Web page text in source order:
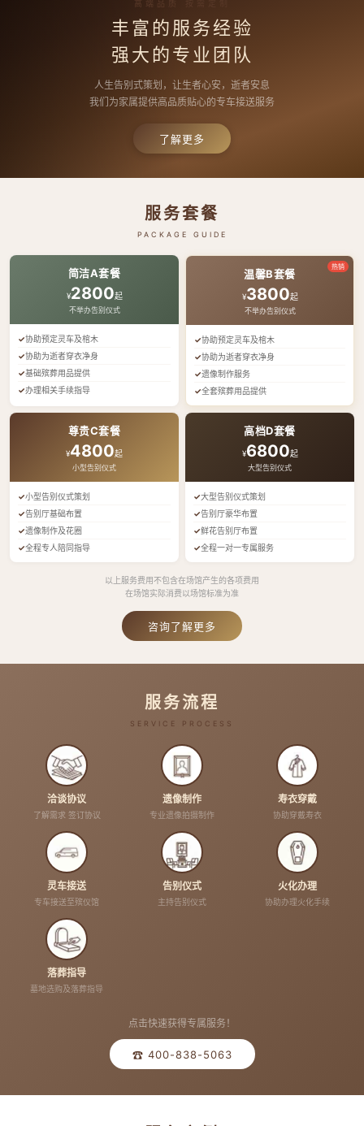
高端品质 按需定制
丰富的服务经验
强大的专业团队
人生告别式策划，让生者心安，逝者安息
我们为家属提供高品质贴心的专车接送服务
了解更多
服务套餐
PACKAGE GUIDE
简洁A套餐
¥2800起
不举办告别仪式
协助预定灵车及棺木
协助为逝者穿衣净身
基础殡葬用品提供
办理相关手续指导
热销
温馨B套餐
¥3800起
不举办告别仪式
协助预定灵车及棺木
协助为逝者穿衣净身
遗像制作服务
全套殡葬用品提供
尊贵C套餐
¥4800起
小型告别仪式
小型告别仪式策划
告别厅基础布置
遗像制作及花圈
全程专人陪同指导
高档D套餐
¥6800起
大型告别仪式
大型告别仪式策划
告别厅豪华布置
鲜花告别厅布置
全程一对一专属服务
以上服务费用不包含在场馆产生的各项费用
在场馆实际消费以场馆标准为准
咨询了解更多
服务流程
SERVICE PROCESS
洽谈协议
了解需求 签订协议
遗像制作
专业遗像拍摄制作
寿衣穿戴
协助穿戴寿衣
灵车接送
专车接送至殡仪馆
告别仪式
主持告别仪式
火化办理
协助办理火化手续
落葬指导
墓地选购及落葬指导
点击快速获得专属服务！
☎ 400-838-5063